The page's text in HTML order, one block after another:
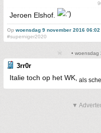
Jeroen Elshof.
Op woensdag 9 november 2016 06:02
#superniger2020
• woensdag
3rr0r
Italie toch op het WK, als
▼